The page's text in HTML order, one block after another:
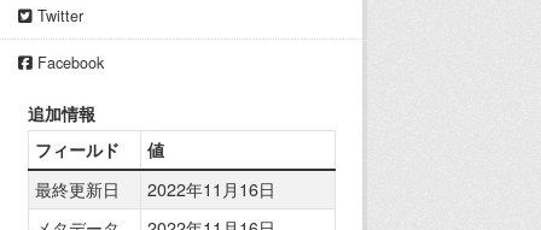
Twitter
Facebook
追加情報
フィールド
値
最終更新日
2022年11月16日